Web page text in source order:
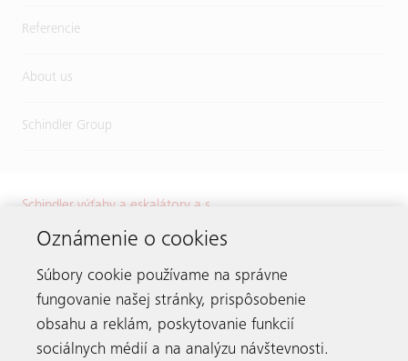
Referencie
About us
Schindler Group
Schindler výťahy a eskalátory a.s.
821 08 Bratislava
Tel.:+421 2 32 72 41 11
E-mail:info.sk@schindler.com
Oznámenie o cookies
Súbory cookie používame na správne
fungovanie našej stránky, prispôsobenie
obsahu a reklám, poskytovanie funkcií
sociálnych médií a na analýzu návštevnosti.